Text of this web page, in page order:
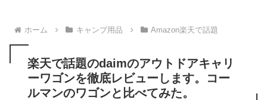
ホーム キャンプ用品 Amazon楽天で話題
楽天で話題のdaimのアウトドアキャリ
ーワゴンを徹底レビューします。コー
ルマンのワゴンと比べてみた。